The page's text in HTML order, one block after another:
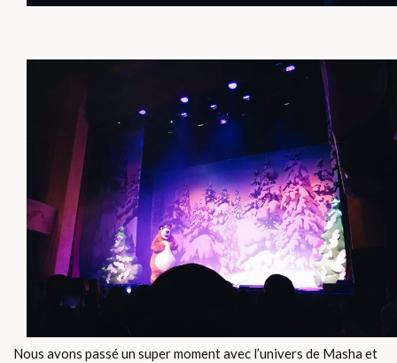
Nous avons passé un super moment avec l’univers de Masha et